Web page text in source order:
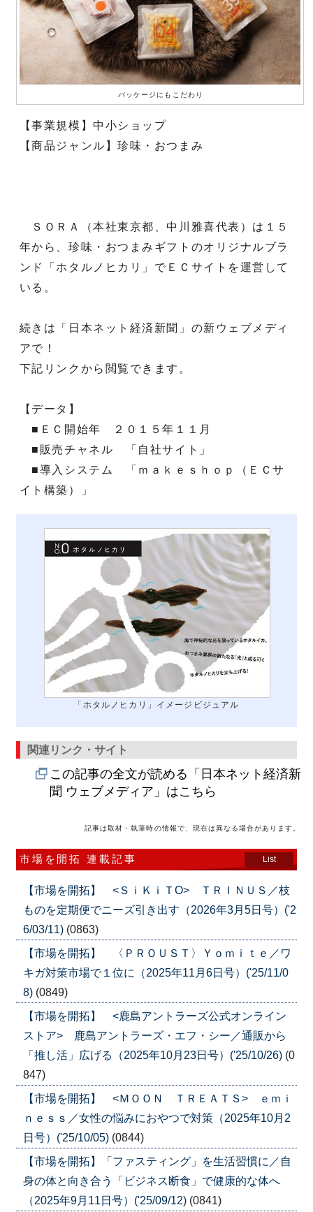
パッケージにもこだわり
【事業規模】中小ショップ
【商品ジャンル】珍味・おつまみ
ＳＯＲＡ（本社東京都、中川雅喜代表）は１５
年から、珍味・おつまみギフトのオリジナルブラ
ンド「ホタルノヒカリ」でＥＣサイトを運営して
いる。
続きは「日本ネット経済新聞」の新ウェブメディ
アで！
下記リンクから閲覧できます。
【データ】
■ＥＣ開始年 ２０１５年１１月
■販売チャネル 「自社サイト」
■導入システム 「ｍａｋｅｓｈｏｐ（ＥＣサ
イト構築）」
「ホタルノヒカリ」イメージビジュアル
関連リンク・サイト
この記事の全文が読める「日本ネット経済新
聞 ウェブメディア」はこちら
記事は取材・執筆時の情報で、現在は異なる場合があります。
市場を開拓 連載記事 List
【市場を開拓】 <ＳｉＫｉＴO> ＴＲＩＮＵＳ／枝
ものを定期便でニーズ引き出す（2026年3月5日号）('2
6/03/11) (0863)
【市場を開拓】 〈ＰＲＯＵＳＴ〉Ｙｏｍｉｔｅ／ワ
キガ対策市場で１位に（2025年11月6日号）('25/11/0
8) (0849)
【市場を開拓】 <鹿島アントラーズ公式オンライン
ストア> 鹿島アントラーズ・エフ・シー／通販から
「推し活」広げる（2025年10月23日号）('25/10/26) (0
847)
【市場を開拓】 <ＭＯＯＮ ＴＲＥＡＴＳ> ｅｍｉ
ｎｅｓｓ／女性の悩みにおやつで対策（2025年10月2
日号）('25/10/05) (0844)
【市場を開拓】「ファスティング」を生活習慣に／自
身の体と向き合う「ビジネス断食」で健康的な体へ
（2025年9月11日号）('25/09/12) (0841)